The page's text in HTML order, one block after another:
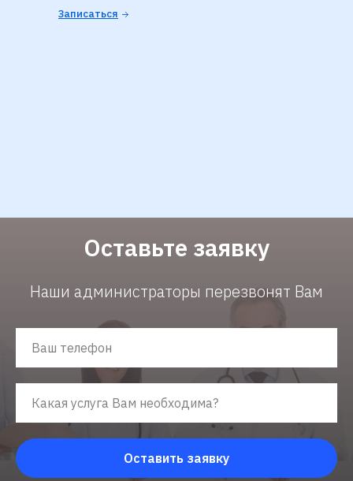
Записаться
Оставьте заявку
Наши администраторы перезвонят Вам
Оставить заявку